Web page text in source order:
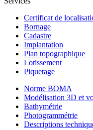
Certificat de
Bornage
Cadastre
Implantation
Plan topographique
Lotissement
Piquetage
Norme BOMA
Modélisation 3D et
Bathymétrie
Photogrammétrie
Descriptions